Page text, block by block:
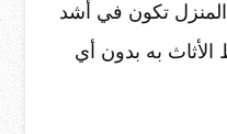
تكون في أشد
الأثاث به بدون أي